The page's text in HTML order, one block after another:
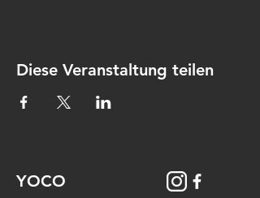
Diese Veranstaltung teilen
YOCO